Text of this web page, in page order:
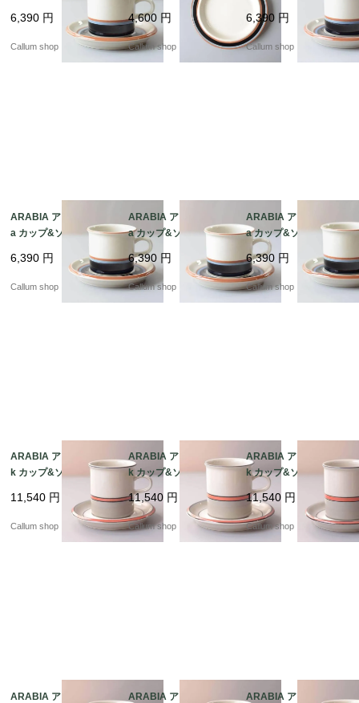
ンド ヴィンテージ アン
ティーク_it4433
6,390 円
Callum shop
タイカ 北欧食器 フィン
ランド 北欧 ヴィンテー
ジ アンティーク_it443
7
4,600 円
Callum shop
イカ 北欧食器 フィンラ
ンド ヴィンテージ アン
ティーク_it4431
6,390 円
Callum shop
ARABIA アラビア Taik
a カップ&ソーサー タ
ンド ヴィンテージ アン
ティーク_it4430
6,390 円
Callum shop
ARABIA アラビア Taik
a カップ&ソーサー タ
イカ 北欧食器 フィンラ
ンド ヴィンテージ アン
ティーク_it4429
6,390 円
Callum shop
ARABIA アラビア Taik
a カップ&ソーサー タ
イカ 北欧食器 フィンラ
ンド ヴィンテージ アン
ティーク_it4428
6,390 円
Callum shop
ARABIA アラビア asla
k カップ&ソーサー 7.5
器 フィンランド ヴィン
テージ アンティーク_it
11,540 円
Callum shop
ARABIA アラビア asla
k カップ&ソーサー 7.5
cm高 アスラク 北欧食
器 フィンランド ヴィン
テージ アンティーク_it
4421
11,540 円
Callum shop
ARABIA アラビア asla
k カップ&ソーサー 7.5
cm高 アスラク 北欧食
器 フィンランド ヴィン
テージ アンティーク_it
4422
11,540 円
Callum shop
ARABIA アラビア asla
ARABIA アラビア asla
ARABIA アラビア asla